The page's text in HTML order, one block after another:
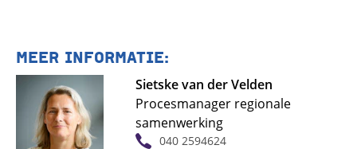
MEER INFORMATIE:
Sietske van der Velden
Procesmanager regionale
samenwerking
040 2594624